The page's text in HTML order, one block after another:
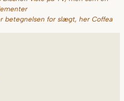
betegnelsen for slægt, herCoffea